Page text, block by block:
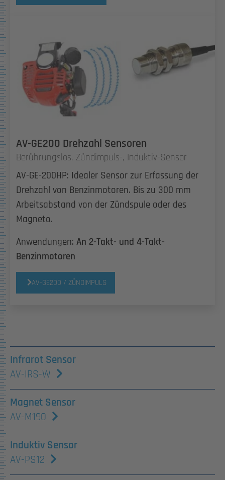
AV-GE200 Drehzahl Sensoren
Berührungslos, Zündimpuls-, Induktiv-Sensor
AV-GE-200HP: Idealer Sensor zur Erfassung der
Drehzahl von Benzinmotoren. Bis zu 300 mm
Arbeitsabstand von der Zündspule oder des
Magneto.
Anwendungen: An 2-Takt- und 4-Takt-
Benzinmotoren
AV-GE200 / ZÜNDIMPULS
Infrarot Sensor
AV-IRS-W
Magnet Sensor
AV-M190
Induktiv Sensor
AV-PS12